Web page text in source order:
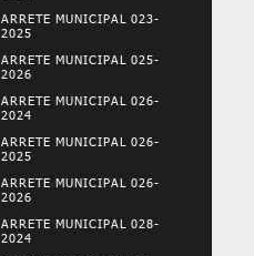
ARRETE MUNICIPAL 023-
2025
ARRETE MUNICIPAL 025-
2026
ARRETE MUNICIPAL 026-
2024
ARRETE MUNICIPAL 026-
2025
ARRETE MUNICIPAL 026-
2026
ARRETE MUNICIPAL 028-
2024